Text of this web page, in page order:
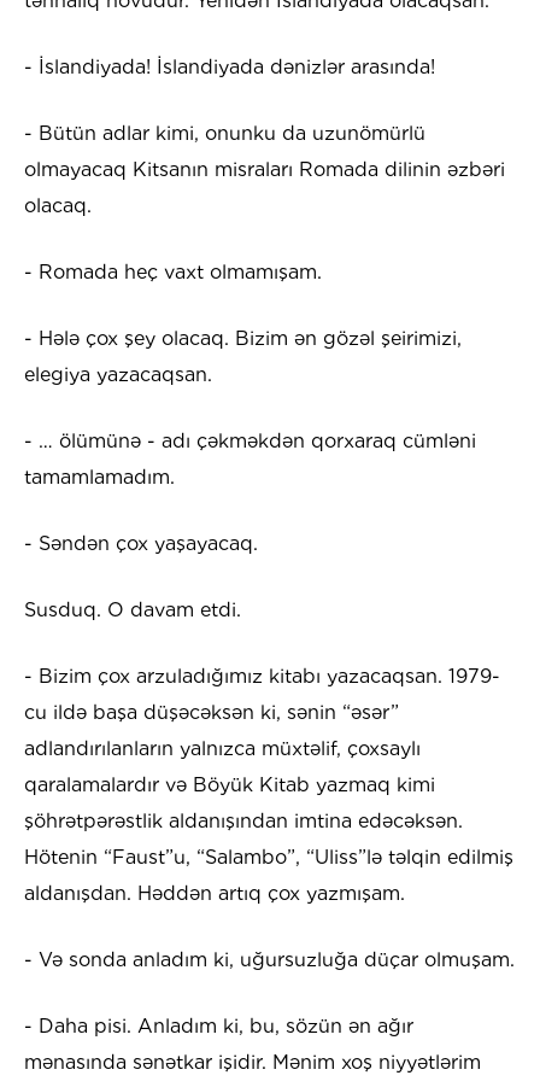
- İslandiyada! İslandiyada dənizlər arasında!
- Bütün adlar kimi, onunku da uzunömürlü
olmayacaq Kitsanın misraları Romada dilinin əzbəri
olacaq.
- Romada heç vaxt olmamışam.
- Hələ çox şey olacaq. Bizim ən gözəl şeirimizi,
elegiya yazacaqsan.
- … ölümünə - adı çəkməkdən qorxaraq cümləni
tamamlamadım.
- Səndən çox yaşayacaq.
Susduq. O davam etdi.
- Bizim çox arzuladığımız kitabı yazacaqsan. 1979-
cu ildə başa düşəcəksən ki, sənin “əsər”
adlandırılanların yalnızca müxtəlif, çoxsaylı
qaralamalardır və Böyük Kitab yazmaq kimi
şöhrətpərəstlik aldanışından imtina edəcəksən.
Hötenin “Faust”u, “Salambo”, “Uliss”lə təlqin edilmiş
aldanışdan. Həddən artıq çox yazmışam.
- Və sonda anladım ki, uğursuzluğa düçar olmuşam.
- Daha pisi. Anladım ki, bu, sözün ən ağır
mənasında sənətkar işidir. Mənim xoş niyyətlərim